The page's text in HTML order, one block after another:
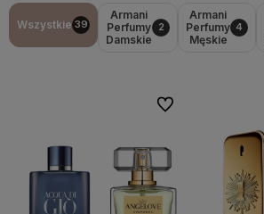
Wszystkie 39
Armani
Perfumy
Damskie
2
Armani
Perfumy
Męskie
4
Do ulubionych